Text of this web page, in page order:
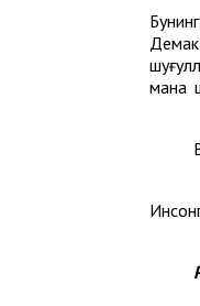
мана